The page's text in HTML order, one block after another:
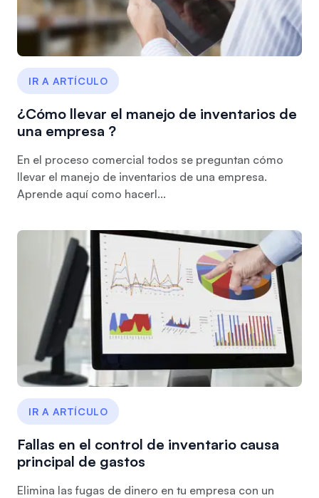
IR A ARTÍCULO
¿Cómo llevar el manejo de inventarios de
una empresa ?
En el proceso comercial todos se preguntan cómo
llevar el manejo de inventarios de una empresa.
Aprende aquí como hacerl...
IR A ARTÍCULO
Fallas en el control de inventario causa
principal de gastos
Elimina las fugas de dinero en tu empresa con un